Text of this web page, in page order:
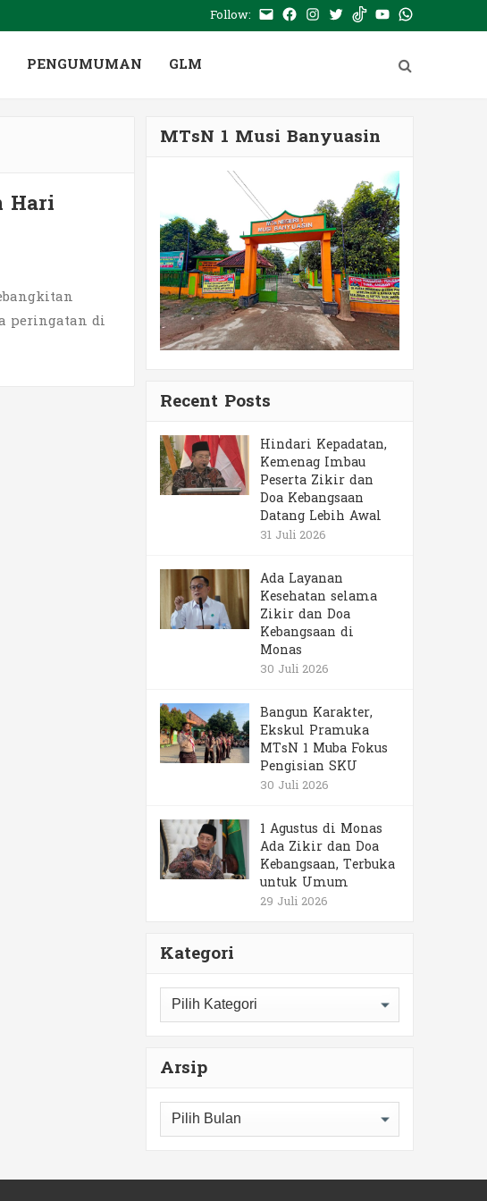
Follow: E- Facebook
Instagram
TwitterTiktokYoutubeWhatsApp
PENGUMUMAN GLM
Hari
peringatan di
MTsN 1 Musi Banyuasin
Recent Posts
Hindari Kepadatan,
Kemenag Imbau
Peserta Zikir dan
Doa Kebangsaan
Datang Lebih Awal
31 Juli 2026
Ada Layanan
Kesehatan selama
Zikir dan Doa
Kebangsaan di
Monas
30 Juli 2026
Bangun Karakter,
Ekskul Pramuka
MTsN 1 Muba Fokus
Pengisian SKU
30 Juli 2026
1 Agustus di Monas
Ada Zikir dan Doa
Kebangsaan, Terbuka
untuk Umum
29 Juli 2026
Kategori
Kategori
Arsip
Arsip